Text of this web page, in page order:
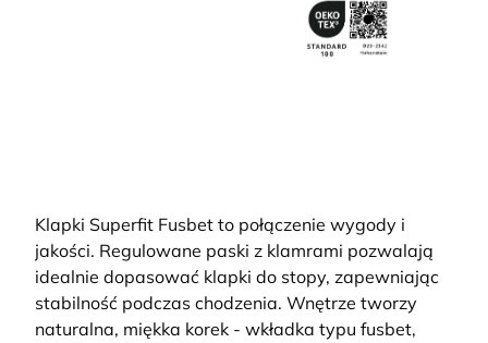
Klapki Superfit Fusbet to połączenie wygody i
jakości. Regulowane paski z klamrami pozwalają
idealnie dopasować klapki do stopy, zapewniając
stabilność podczas chodzenia. Wnętrze tworzy
naturalna, miękka korek - wkładka typu fusbet,